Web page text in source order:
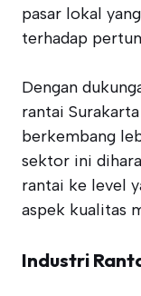
pasar lokal
terhadap
Dengan
rantai
berkembang
sektor ini
rantai ke level
aspek kualitas
Industri